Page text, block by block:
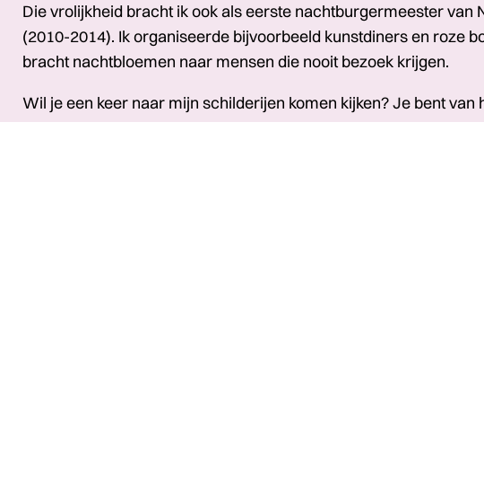
Die vrolijkheid bracht ik ook als eerste nachtburgermeester van
(2010-2014). Ik organiseerde bijvoorbeeld kunstdiners en roze
bracht nachtbloemen naar mensen die nooit bezoek krijgen.
Wil je een keer naar mijn schilderijen komen kijken? Je bent van
welkom in mijnatelier! Groot werk is te koop, evenals kaarten